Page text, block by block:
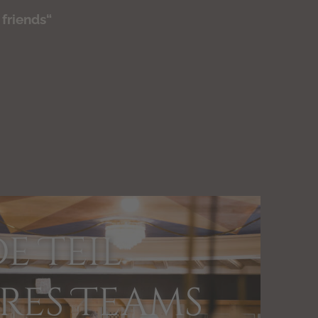
Teil
Teams